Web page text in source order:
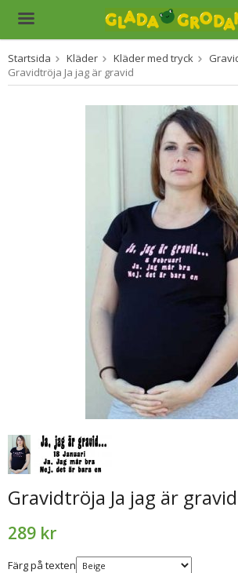
Produkten har blivit tillagd i
Startsida Kläder Kläder med tryck
Gravidtröja Ja jag är gravid
Gravidtröja Ja jag är gravid
289 kr
Färg på texten